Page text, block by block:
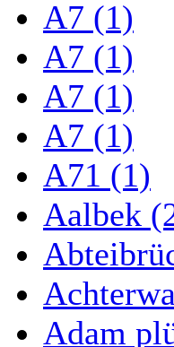
A7 (1)
A7 (1)
A7 (1)
A7 (1)
A71 (1)
Aalbek
Adam